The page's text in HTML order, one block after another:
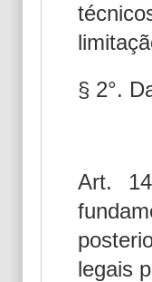
§ 2°.
Art.
legais